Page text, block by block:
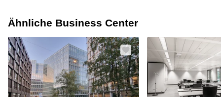
Ähnliche Business Center